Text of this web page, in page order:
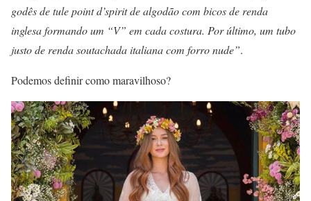
godês de tule point d’spirit de algodão com bicos de renda
inglesa formando um “V” em cada costura. Por último, um tubo
justo de renda soutachada italiana com forro nude”.
Podemos definir como maravilhoso?